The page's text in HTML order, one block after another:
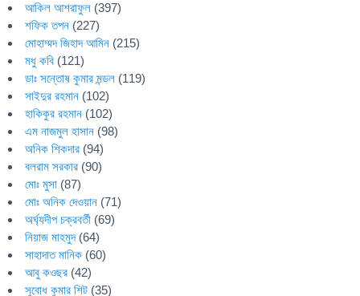
আকিল আশরাফুল (397)
শফিক তপন (227)
মোহাম্মদ জিহাদ আমিন (215)
মধু কবি (121)
ডাঃ সন্তোষ কুমার মন্ডল (119)
সাইদুর রহমান (102)
হাকিকুর রহমান (102)
এম নাজমুল হাসান (98)
অনিক শিকদার (94)
বলরাম সরকার (90)
মোঃ মুসা (87)
মোঃ অনিক দেওয়ান (71)
অর্ঘ্যদীপ চক্রবর্তী (69)
নিয়াজ মাহমুদ(64)
সাহাদাত মানিক (60)
আবু কওছর (42)
সুবোধ কুমার শিট (35)